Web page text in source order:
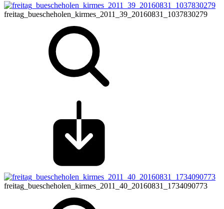
freitag_buescheholen_kirmes_2011_39_20160831_1037830279
freitag_buescheholen_kirmes_2011_40_20160831_1734090773